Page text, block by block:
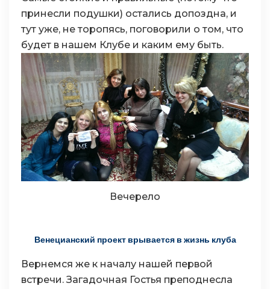
принесли подушки) остались допоздна, и
тут уже, не торопясь, поговорили о том, что
будет в нашем Клубе и каким ему быть.
Вечерело
Венецианский проект врывается в жизнь клуба
Вернемся же к началу нашей первой
встречи. Загадочная Гостья преподнесла